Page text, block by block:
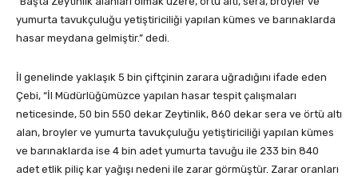
yumurta tavukçuluğu yetiştiriciliği yapılan kümes ve barınaklarda
hasar meydana gelmiştir.” dedi.
İl genelinde yaklaşık 5 bin çiftçinin zarara uğradığını ifade eden
Çebi, “İl Müdürlüğümüzce yapılan hasar tespit çalışmaları
neticesinde, 50 bin 550 dekar Zeytinlik, 860 dekar sera ve örtü altı
alan, broyler ve yumurta tavukçuluğu yetiştiriciliği yapılan kümes
ve barınaklarda ise 4 bin adet yumurta tavuğu ile 233 bin 840
adet etlik piliç kar yağışı nedeni ile zarar görmüştür. Zarar oranları